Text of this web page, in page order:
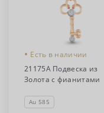
• Есть в наличии
21175А Подвеска из
Золота с фианитами
Au 585